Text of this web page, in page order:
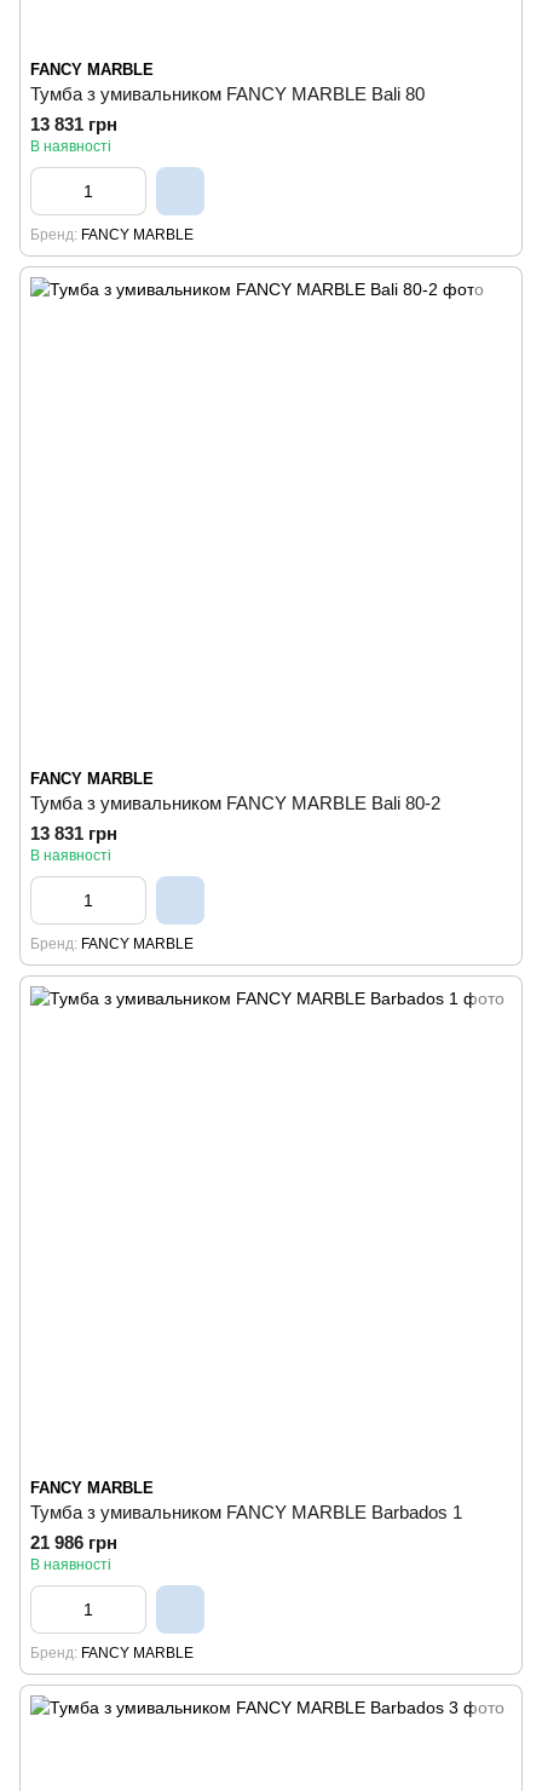
FANCY MARBLE
Тумба з умивальником FANCY MARBLE Bali 80
13 831 грн
В наявності
Бренд FANCY MARBLE
FANCY MARBLE
Тумба з умивальником FANCY MARBLE Bali 80-2
13 831 грн
В наявності
Бренд FANCY MARBLE
FANCY MARBLE
Тумба з умивальником FANCY MARBLE Barbados 1
21 986 грн
В наявності
Бренд FANCY MARBLE